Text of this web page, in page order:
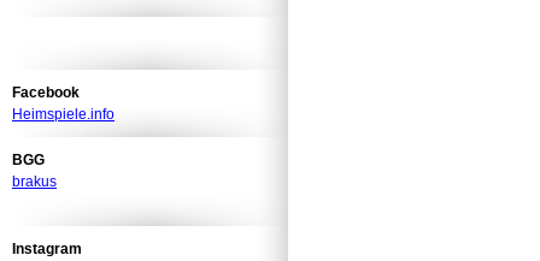
Facebook
Heimspiele.info
BGG
brakus
Instagram